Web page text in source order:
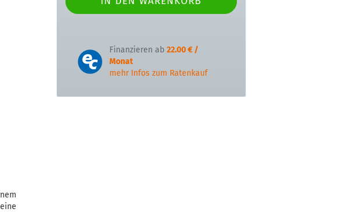
Finanzieren ab 22.00 € /
Monat
mehr Infos zum Ratenkauf